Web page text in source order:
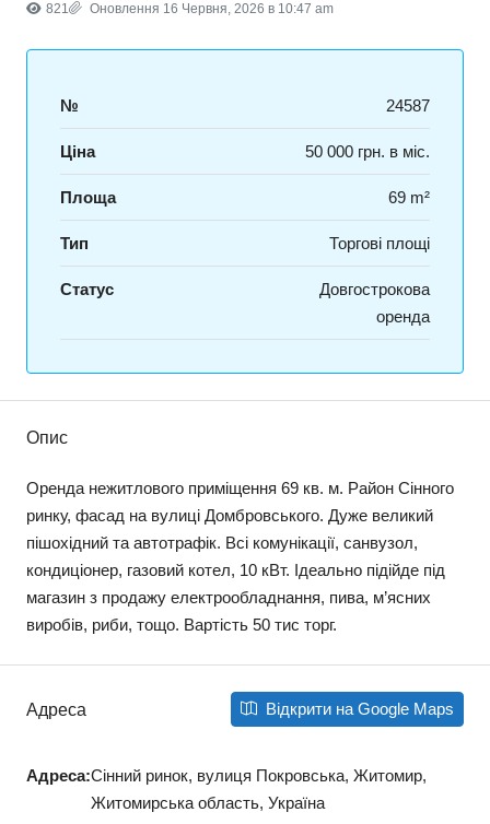
821 Оновлення 16 Червня, 2026 в 10:47 am
№ 24587
Ціна 50 000 грн. в міс.
Площа 69 m²
Тип Торгові площі
Статус
Довгострокова
оренда
Опис
Оренда нежитлового приміщення 69 кв. м. Район Сінного
ринку, фасад на вулиці Домбровського. Дуже великий
пішохідний та автотрафік. Всі комунікації, санвузол,
кондиціонер, газовий котел, 10 кВт. Ідеально підійде під
магазин з продажу електрообладнання, пива, м’ясних
виробів, риби, тощо. Вартість 50 тис торг.
Адреса Відкрити на Google Maps
Адреса:Сінний ринок, вулиця Покровська, Житомир,
Житомирська область, Україна